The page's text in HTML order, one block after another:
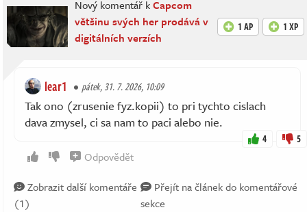
Nový komentář kCapcom
většinu svých her prodává v
digitálních verzích
1 AP 1 XP
lear1 pátek, 31. 7. 2026, 10:09
Tak ono (zrusenie fyz.kopii) to pri tychto cislach
dava zmysel, ci sa nam to paci alebo nie.
4 5
Odpovědět
Zobrazit další komentáře
(1)
Přejít na článek do komentářové
sekce